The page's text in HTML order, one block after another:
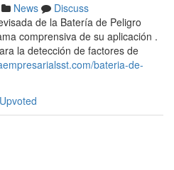
News
Discuss
de la Batería de Peligro
comprensiva de su aplicación .
la detección de factores de
bateria-de-